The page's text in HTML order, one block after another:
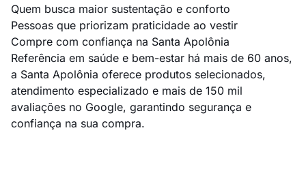
Quem busca maior sustentação e conforto
Pessoas que priorizam praticidade ao vestir
Compre com confiança na Santa Apolônia
Referência em saúde e bem-estar há mais de 60 anos,
a Santa Apolônia oferece produtos selecionados,
atendimento especializado e mais de 150 mil
avaliações no Google, garantindo segurança e
confiança na sua compra.